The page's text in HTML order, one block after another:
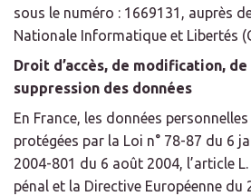
sous le numéro : 1669131, auprès
Nationale Informatique et Libertés
Droit d’accès, de modification,
suppression des données
En France, les données
protégées par la Loi n° 78-87 du 6
2004-801 du 6 août 2004, l’article
pénal et la Directive Européenne du